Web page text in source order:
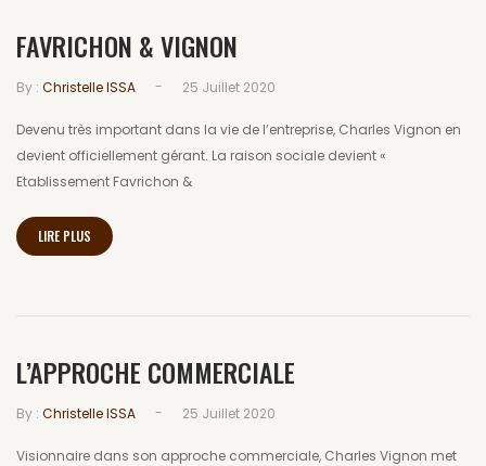
FAVRICHON & VIGNON
By : Christelle ISSA - 25 Juillet 2020
Devenu très important dans la vie de l’entreprise, Charles Vignon en
devient officiellement gérant. La raison sociale devient «
Etablissement Favrichon &
LIRE PLUS
L’APPROCHE COMMERCIALE
By : Christelle ISSA - 25 Juillet 2020
Visionnaire dans son approche commerciale, Charles Vignon met